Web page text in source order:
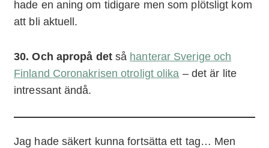
hade en aning om tidigare men som plötsligt kom
att bli aktuell.
30. Och apropå det så hanterar Sverige och
Finland Coronakrisen otroligt olika – det är lite
intressant ändå.
Jag hade säkert kunna fortsätta ett tag… Men